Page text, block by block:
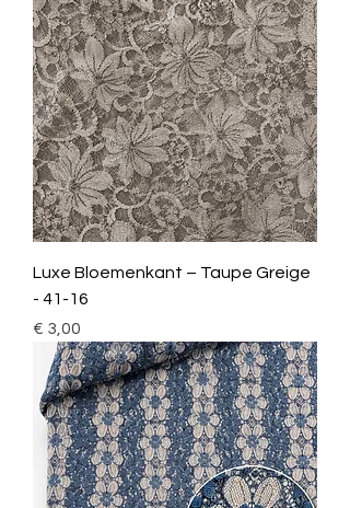
Luxe Bloemenkant – Taupe Greige
- 41-16
Prijs
€ 3,00